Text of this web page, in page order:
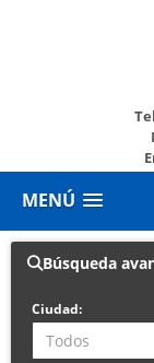
MENÚ
Búsqueda
Ciudad:
Todos